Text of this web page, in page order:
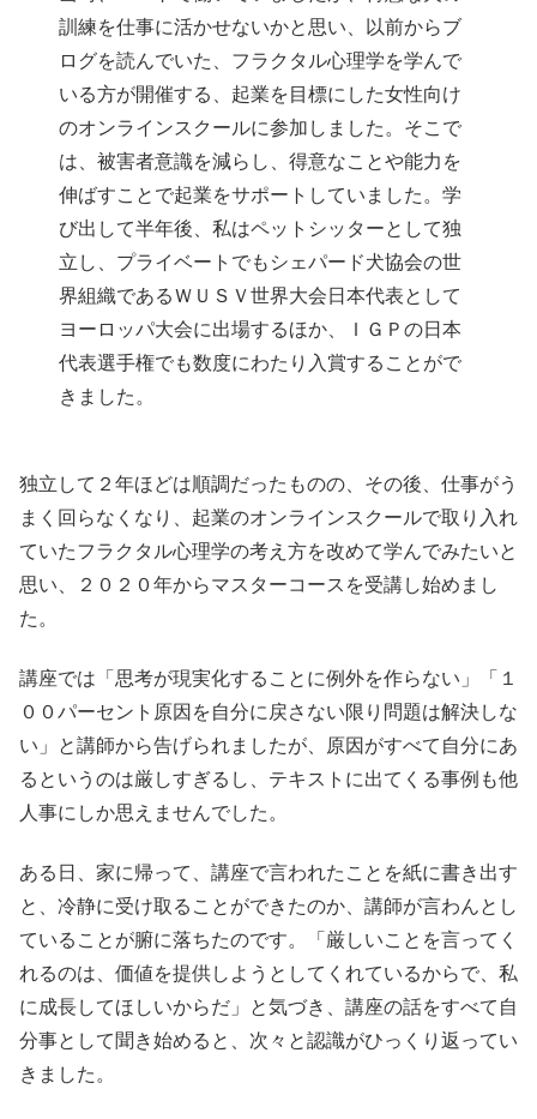
訓練を仕事に活かせないかと思い、以前からブ
ログを読んでいた、フラクタル心理学を学んで
いる方が開催する、起業を目標にした女性向け
のオンラインスクールに参加しました。そこで
は、被害者意識を減らし、得意なことや能力を
伸ばすことで起業をサポートしていました。学
び出して半年後、私はペットシッターとして独
立し、プライベートでもシェパード犬協会の世
界組織であるＷＵＳＶ世界大会日本代表として
ヨーロッパ大会に出場するほか、ＩＧＰの日本
代表選手権でも数度にわたり入賞することがで
きました。
独立して２年ほどは順調だったものの、その後、仕事がう
まく回らなくなり、起業のオンラインスクールで取り入れ
ていたフラクタル心理学の考え方を改めて学んでみたいと
思い、２０２０年からマスターコースを受講し始めまし
た。
講座では「思考が現実化することに例外を作らない」「１
００パーセント原因を自分に戻さない限り問題は解決しな
い」と講師から告げられましたが、原因がすべて自分にあ
るというのは厳しすぎるし、テキストに出てくる事例も他
人事にしか思えませんでした。
ある日、家に帰って、講座で言われたことを紙に書き出す
と、冷静に受け取ることができたのか、講師が言わんとし
ていることが腑に落ちたのです。「厳しいことを言ってく
れるのは、価値を提供しようとしてくれているからで、私
に成長してほしいからだ」と気づき、講座の話をすべて自
分事として聞き始めると、次々と認識がひっくり返ってい
きました。